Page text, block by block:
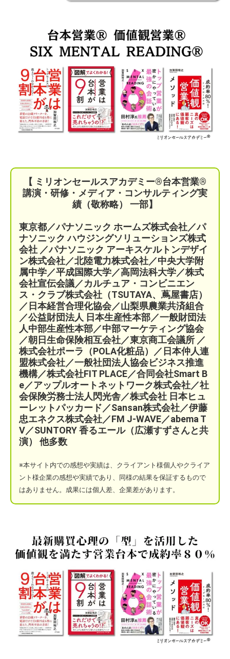
【 ミリオンセールスアカデミー®︎台本営業®︎
講演・研修・メディア・コンサルティング実
績（敬称略） 一部】
東京都／パナソニック ホームズ株式会社／パ
ナソニック ハウジングソリューションズ株式
会社 ／パナソニック アーキスケルトンデザイ
ン株式会社／北陸電力株式会社／中央大学附
属中学／平成国際大学／高岡法科大学／株式
会社宣伝会議／カルチュア・コンビニエン
ス・クラブ株式会社（TSUTAYA、蔦屋書店）
／ 日本経営合理化協会／山梨県農業共済組合
／公益財団法人 日本生産性本部／一般財団法
人中部生産性本部／中部マーケティング協会
／朝日生命保険相互会社／東京商工会議所 ／
株式会社ポーラ（POLA化粧品）
／日本仲人連
盟株式会社／一般社団法人協会ビジネス推進
機構／株式会社FIT PLACE／合同会社Smart B
e／アップルオートネットワーク株式会社／社
会保険労務士法人閃光舎／株式会社 日本ヒュ
ーレットパッカード／Sansan株式会社／伊藤
忠エネクス株式会社／FM J-WAVE／abema T
V／SUNTORY 香るエール（広瀬すずさんと共
演） 他多数
※本サイト 内での感想や実績は、クライアント様個人やクライア
ント様企業の感想や実績であり、同様の結果を保証するもので
はありません。成果には個人差、企業差があります。